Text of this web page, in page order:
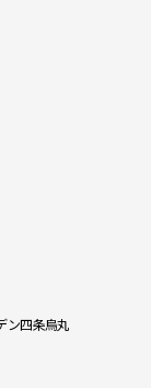
ン四条烏丸